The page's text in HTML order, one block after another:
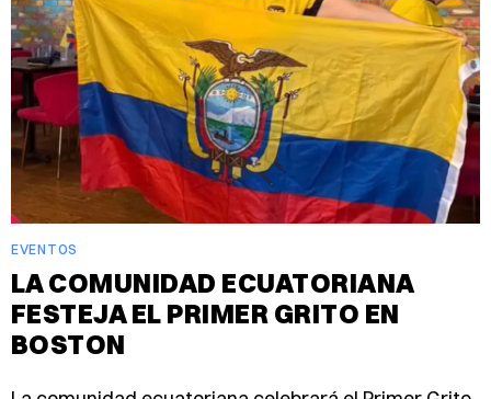
EVENTOS
LA COMUNIDAD ECUATORIANA
FESTEJA EL PRIMER GRITO EN
BOSTON